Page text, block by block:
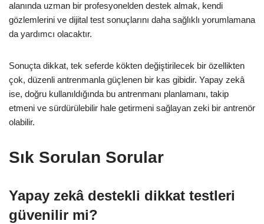
alanında uzman bir profesyonelden destek almak, kendi
gözlemlerini ve dijital test sonuçlarını daha sağlıklı yorumlamana
da yardımcı olacaktır.
Sonuçta dikkat, tek seferde kökten değiştirilecek bir özellikten
çok, düzenli antrenmanla güçlenen bir kas gibidir. Yapay zekâ
ise, doğru kullanıldığında bu antrenmanı planlamanı, takip
etmeni ve sürdürülebilir hale getirmeni sağlayan zeki bir antrenör
olabilir.
Sık Sorulan Sorular
Yapay zekâ destekli dikkat testleri
güvenilir mi?